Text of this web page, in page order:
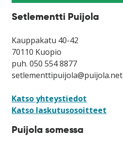
Setlementti Puijola
Kauppakatu 40-42
70110 Kuopio
puh. 050 554 8877
setlementtipuijola@puijola.net
Katso yhteystiedot
Katso laskutusosoitteet
Puijola somessa